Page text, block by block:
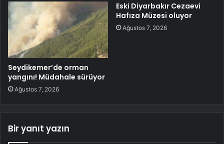
Seydikemer’de orman
yangını! Müdahale sürüyor
Ağustos 7, 2026
Eski Diyarbakır Cezaevi
Hafıza Müzesi oluyor
Ağustos 7, 2026
Bir yanıt yazın